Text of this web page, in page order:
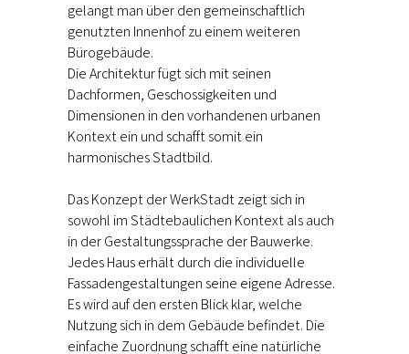
gelangt man über den gemeinschaftlich
genutzten Innenhof zu einem weiteren
Bürogebäude.
Die Architektur fügt sich mit seinen
Dachformen, Geschossigkeiten und
Dimensionen in den vorhandenen urbanen
Kontext ein und schafft somit ein
harmonisches Stadtbild.
Das Konzept der WerkStadt zeigt sich in
sowohl im Städtebaulichen Kontext als auch
in der Gestaltungssprache der Bauwerke.
Jedes Haus erhält durch die individuelle
Fassadengestaltungen seine eigene Adresse.
Es wird auf den ersten Blick klar, welche
Nutzung sich in dem Gebäude befindet. Die
einfache Zuordnung schafft eine natürliche